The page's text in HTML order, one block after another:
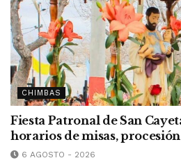
CHIMBAS
Fiesta Patronal de San
horarios de misas,
6 AGOSTO - 2026